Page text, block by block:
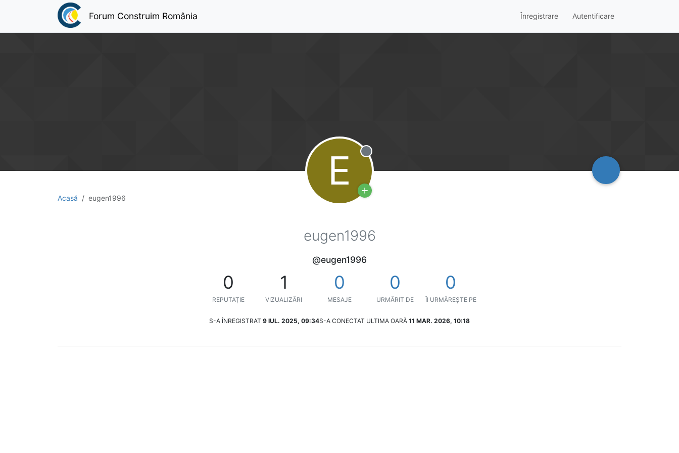
Forum Construim România Înregistrare Autentificare
Acasă eugen1996
E Deconectat
eugen1996
@eugen1996
0
REPUTAȚIE
1
VIZUALIZĂRI
0
MESAJE
0
URMĂRIT DE
0
ÎI URMĂREȘTE PE
S-A ÎNREGISTRAT 9 IUL. 2025, 09:34S-A CONECTAT ULTIMA OARĂ 11 MAR. 2026, 10:18